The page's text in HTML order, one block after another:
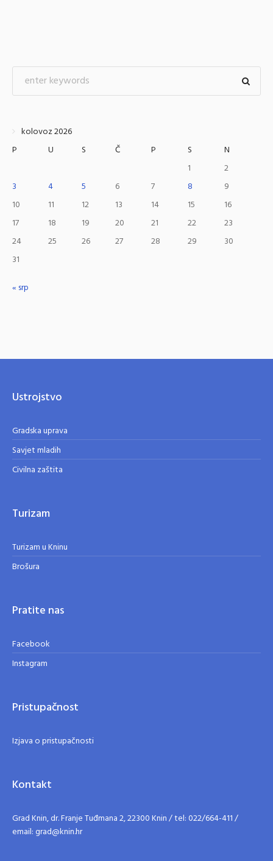
kolovoz 2026
P
U S Č P S
N
1
2
3
4 5 6 7 8
9
10
11 12 13 14 15
16
17
18 19 20 21 22
23
24
25 26 27 28 29
30
31
« srp
Ustrojstvo
Gradska uprava
Savjet mladih
Civilna zaštita
Turizam
Turizam u Kninu
Brošura
Pratite nas
Facebook
Instagram
Pristupačnost
Izjava o pristupačnosti
Kontakt
Grad Knin, dr. Franje Tuđmana 2, 22300 Knin / tel: 022/664-411 /
email: grad@knin.hr